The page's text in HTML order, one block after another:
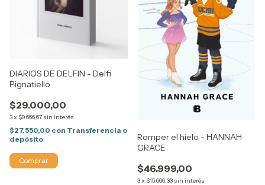
DIARIOS DE DELFIN - Delfi
Pignatiello
$29.000,00
3x $9.666,67 sin interés
$27.550,00 con Transferencia o
depósito
Romper el hielo - HANNAH
GRACE
$46.999,00
3x $15.666,33 sin interés